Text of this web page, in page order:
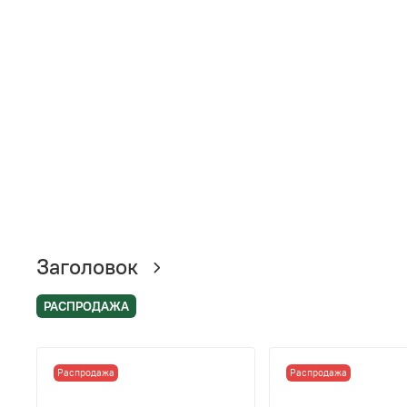
Заголовок
РАСПРОДАЖА
Распродажа Распродажа